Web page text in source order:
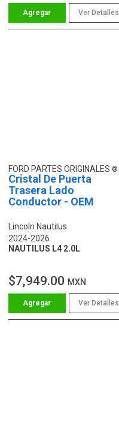
Ver Detalles
FORD PARTES ORIGINALES
Cristal De Puerta
Trasera Lado
Conductor - OEM
Lincoln Nautilus
2024-2026
NAUTILUS L4 2.0L
$7,949.00 MXN
Ver Detalles